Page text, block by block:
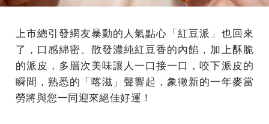
上市總引發網友暴動的人氣點心「紅豆派」也回來
了，口感綿密、散發濃純紅豆香的內餡，加上酥脆
的派皮，多層次美味讓人一口接一口，咬下派皮的
瞬間，熟悉的「喀滋」聲響起，象徵新的一年麥當
勞將與您一同迎來絕佳好運！